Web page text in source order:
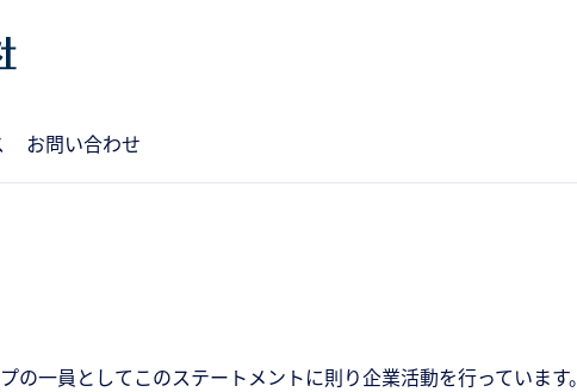
お問い合わせ
一員としてこのステートメントに則り企業活動を行っています。